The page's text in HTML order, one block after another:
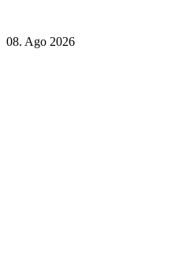
08. Ago 2026